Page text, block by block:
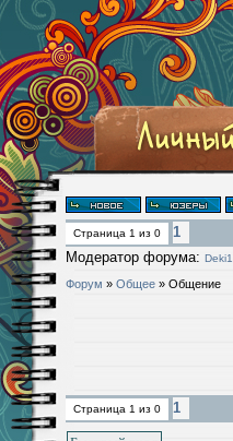
Страница 1 из 0
1
Модератор форума:
Форум » Общее » Общение
Страница 1 из 0 1